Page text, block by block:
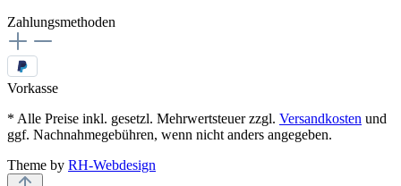
Zahlungsmethoden
Vorkasse
* Alle Preise inkl. gesetzl. Mehrwertsteuer zzgl. Versandkosten und
ggf. Nachnahmegebühren, wenn nicht anders angegeben.
Theme by RH-Webdesign